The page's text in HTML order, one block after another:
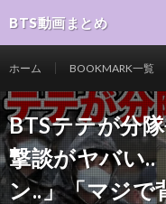
BTS動画まとめ
ホーム BOOKMARK一覧
BTSテテが分
撃談がヤバい..
ン..」「マジで